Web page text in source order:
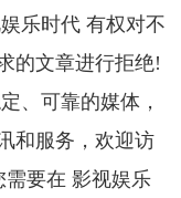
乐时代 有权对不
的文章进行拒绝!
、可靠的媒体，
和服务，欢迎访
需要在 影视娱乐